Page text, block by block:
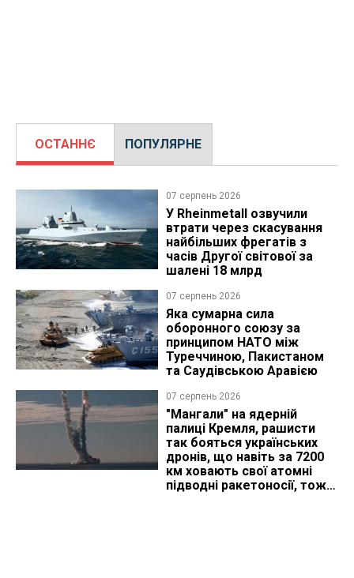
ОСТАННЄ ПОПУЛЯРНЕ
07 серпень 2026
У Rheinmetall озвучили
втрати через скасування
найбільших фрегатів з
часів Другої світової за
шалені 18 млрд
07 серпень 2026
Яка сумарна сила
оборонного союзу за
принципом НАТО між
Туреччиною, Пакистаном
та Саудівською Аравією
07 серпень 2026
"Мангали" на ядерній
палиці Кремля, рашисти
так бояться українських
дронів, що навіть за 7200
км ховають свої атомні
підводні ракетоносії, тож